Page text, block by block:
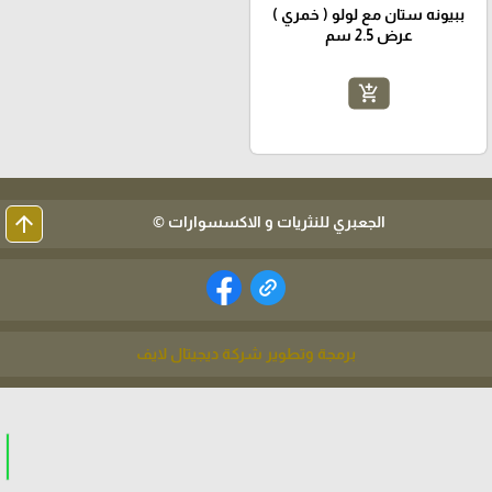
ببيونه ستان مع لولو ( خمري )
عرض 2.5 سم
add_shopping_cart
الجعبري للنثريات و الاكسسوارات © arrow_upward
برمجة وتطوير شركة ديجيتال لايف